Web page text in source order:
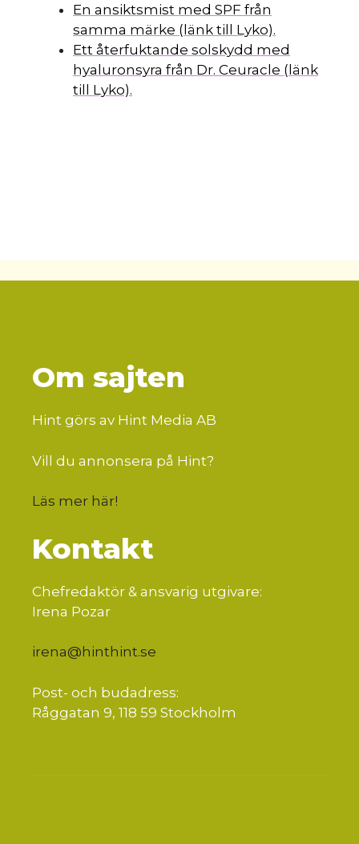
En ansiktsmist med SPF från
samma märke (länk till Lyko).
Ett återfuktande solskydd med
hyaluronsyra från Dr. Ceuracle (länk
till Lyko).
Om sajten
Hint görs av Hint Media AB
Vill du annonsera på Hint?
Läs mer här!
Kontakt
Chefredaktör & ansvarig utgivare:
Irena Pozar
irena@hinthint.se
Post- och budadress:
Råggatan 9, 118 59 Stockholm